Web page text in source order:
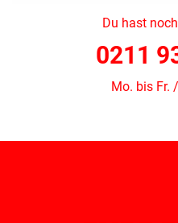
Du hast
0211
Mo. bis Fr.